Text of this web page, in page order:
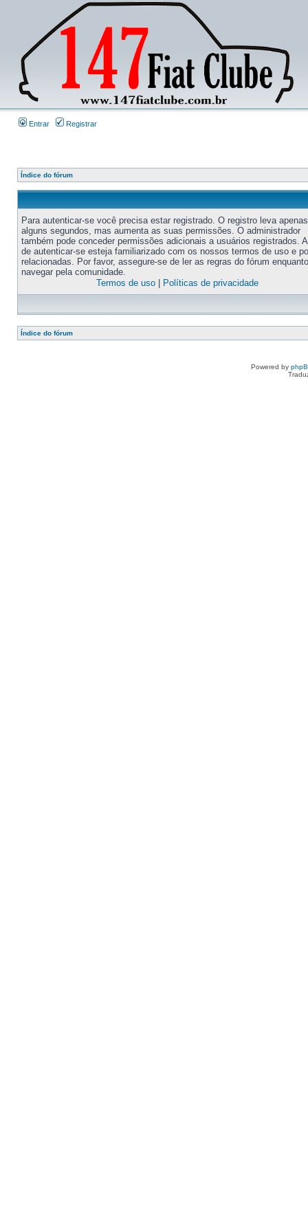
Entrar Registrar
Índice do fórum
Para autenticar-se você precisa estar registrado. O registro leva apenas
alguns segundos, mas aumenta as suas permissões. O administrador
também pode conceder permissões adicionais a usuários registrados.
de autenticar-se esteja familiarizado com os nossos termos de uso e
relacionadas. Por favor, assegure-se de ler as regras do fórum enquanto
navegar pela comunidade.
Termos de uso| Políticas de privacidade
Índice do fórum
Powered by